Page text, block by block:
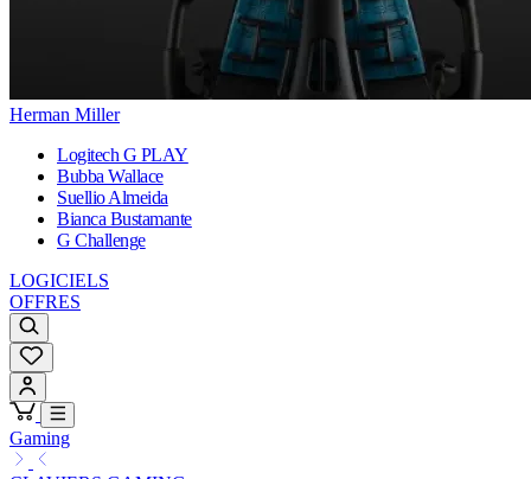
Herman Miller
Logitech G PLAY
Bubba Wallace
Suellio Almeida
Bianca Bustamante
G Challenge
LOGICIELS
OFFRES
Gaming